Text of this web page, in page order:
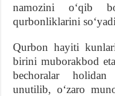
namozini oʻqib
qurbonliklarini
Qurbon hayiti
birini muborakbod
bechoralar
unutilib, oʻzaro